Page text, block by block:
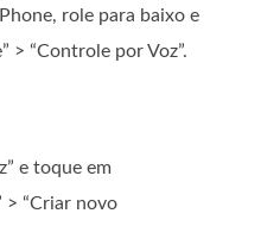
role para baixo e
> “Controle por Voz”.
e toque em
> “Criar novo